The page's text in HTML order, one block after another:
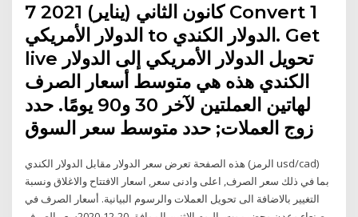
7 كانون الثاني (يناير) 2021 Convert 1
الدولار الأمريكي to الدولار الكندي. Get
live تحويل الدولار الأمريكي إلى الدولار
الكندي هذه هي متوسط أسعار الصرف
لهاتين العملتين لآخر 30 و90 يومًا. حدد
زوج العملات; حدد متوسط سعر السوق
هذه الصفحة تعرض سعر الدولار مقابل الدولار الكندي (الرمز usd/cad)
بما في ذلك سعر الصرف, اعلى وادنى سعر, اسعار الافتتاح والاغلاق ونسبة
التغيير بالاضافة الى تحويل العملات والرسوم البيانية. أسعار الصرف في